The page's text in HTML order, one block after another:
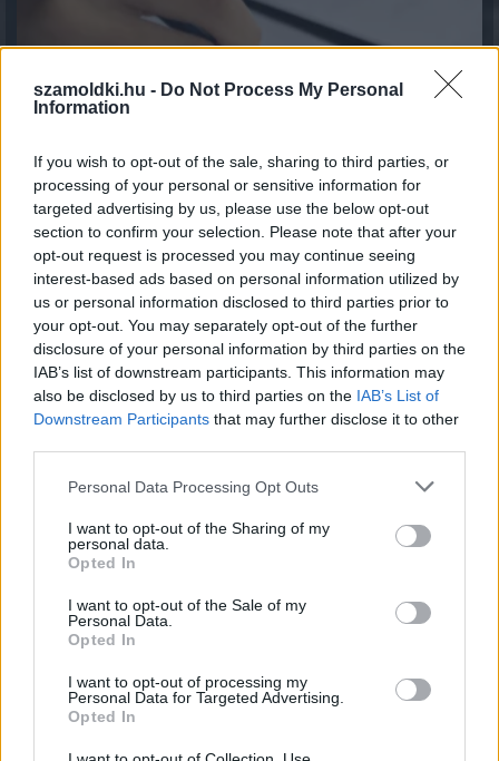
szamoldki.hu - Do Not Process My Personal
Information
If you wish to opt-out of the sale, sharing to third parties, or
processing of your personal or sensitive information for
targeted advertising by us, please use the below opt-out
section to confirm your selection. Please note that after your
opt-out request is processed you may continue seeing
interest-based ads based on personal information utilized by
us or personal information disclosed to third parties prior to
your opt-out. You may separately opt-out of the further
disclosure of your personal information by third parties on the
IAB’s list of downstream participants. This information may
also be disclosed by us to third parties on the IAB’s List of
Downstream Participants that may further disclose it to other
Please note that this website/app uses one or more Google
not limited to your visit or usage behaviour. You may click to
grant or deny consent to Google and its third-party tags to
use your data for below specified purposes in below Google
consent section.
Personal Data Processing Opt Outs
I want to opt-out of the Sharing of my
personal data.
Opted In
I want to opt-out of the Sale of my
Personal Data.
Opted In
I want to opt-out of processing my
Personal Data for Targeted Advertising.
Opted In
Kiszámolták: nem igaz, hogy a magyarok csak az ár
alapján döntenek
2026.08.05. 11:54
Te döntöd el, mikor használod fel – új konstrukció az